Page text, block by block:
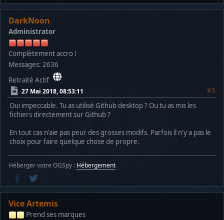
DarkNoon
Administrator
Complètement accro !
Messages: 2636
Retraité Actif
27 Mai 2018, 08:53:11
#3
Oui impeccable. Tu as utilisé Github desktop ? Ou tu as mis les
fichiers directement sur Github ?
En tout cas n'aie pas peur des grosses modifs. Parfois il n'y a pas le
choix pour faire quelque chose de propre.
Héberger votre OGSpy : Hébergement
Vice Artemis
Prend ses marques